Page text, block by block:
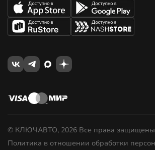
© КЛЮЧАВТО, 2026 Все права защищены
Политика в отношении обработки